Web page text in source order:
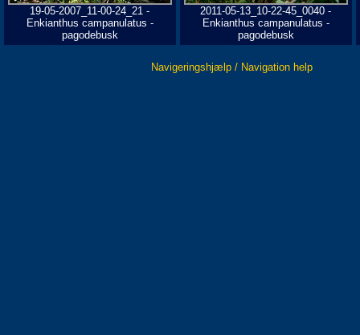
19-05-2007_11-00-24_21 -
Enkianthus campanulatus -
pagodebusk
2011-05-13_10-22-45_0040 -
Enkianthus campanulatus -
pagodebusk
Navigeringshjælp / Navigation help